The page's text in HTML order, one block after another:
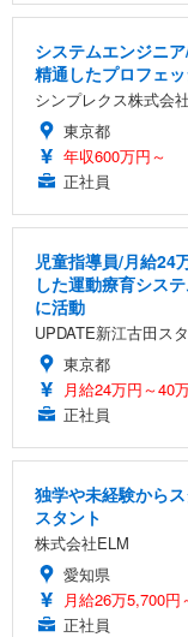
システムエンジニ
精通したプロフェ
シンプレクス株式会社
東京都
年収600万円～
正社員
児童指導員/月給24
した運動療育シス
に活動
UPDATE新江古田ス
東京都
月給24万円～40
正社員
独学や未経験から
スタント
株式会社ELM
愛知県
月給26万5,700円
正社員